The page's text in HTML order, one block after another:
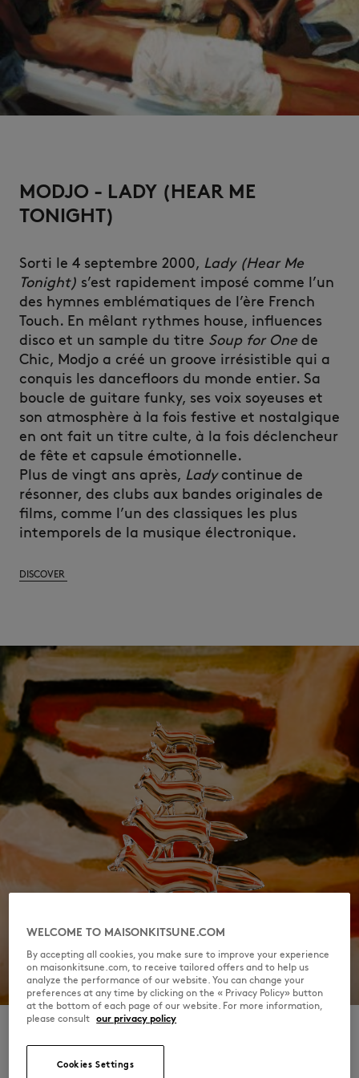
NOUVEAUTÉS
LAST CHANCE
MODJO - LADY (HEAR ME
TONIGHT)
Sorti le 4 septembre 2000, Lady (Hear Me
Tonight) s’est rapidement imposé comme l’un
des hymnes emblématiques de l’ère French
Touch. En mêlant rythmes house, influences
disco et un sample du titre Soup for One de
Chic, Modjo a créé un groove irrésistible qui a
conquis les dancefloors du monde entier. Sa
boucle de guitare funky, ses voix soyeuses et
son atmosphère à la fois festive et nostalgique
en ont fait un titre culte, à la fois déclencheur
de fête et capsule émotionnelle.
Plus de vingt ans après, Ladycontinue de
résonner, des clubs aux bandes originales de
films, comme l’un des classiques les plus
intemporels de la musique électronique.
DISCOVER
WELCOME TO MAISONKITSUNE.COM
By accepting all cookies, you make sure to improve your experience
on maisonkitsune.com, to receive tailored offers and to help us
analyze the performance of our website. You can change your
preferences at any time by clicking on the « Privacy Policy» button
at the bottom of each page of our website. For more information,
please consult our privacy policy
Cookies Settings